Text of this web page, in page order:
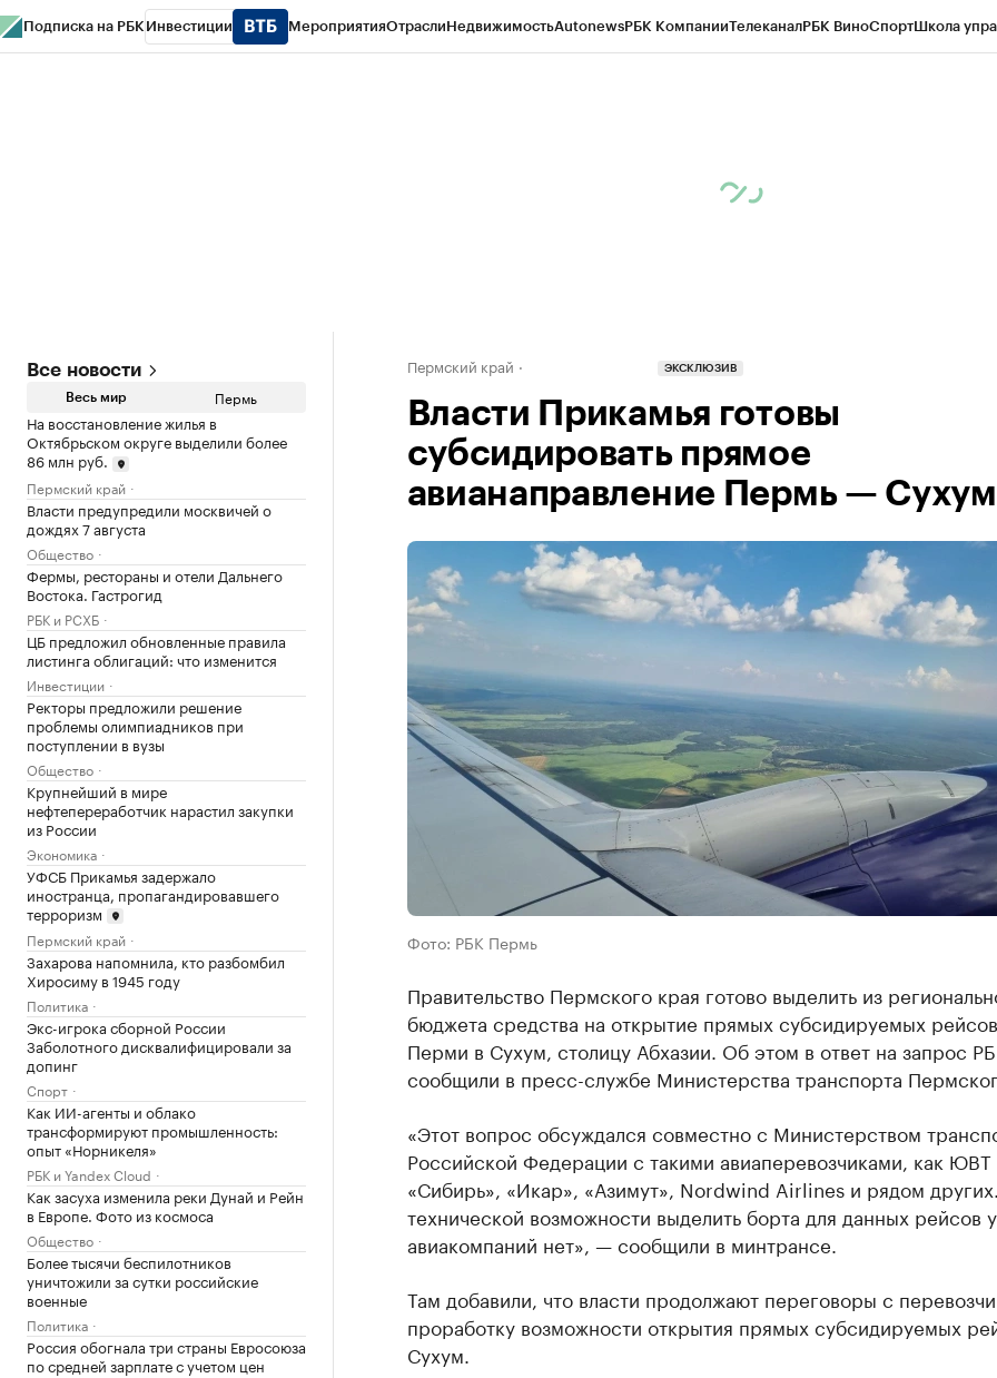
Подписка на РБК Инвестиции МероприятияОтраслиНедвижимостьAutonewsРБК КомпанииТелеканалРБК ВиноСпортШкола
Все новости
Весь мир Пермь
На восстановление жилья в
Октябрьском округе выделили более
86 млн руб.
Пермский край
Власти предупредили москвичей о
дождях 7 августа
Общество
Фермы, рестораны и отели Дальнего
Востока. Гастрогид
РБК и РСХБ
ЦБ предложил обновленные правила
листинга облигаций: что изменится
Инвестиции
Ректоры предложили решение
проблемы олимпиадников при
поступлении в вузы
Общество
Крупнейший в мире
нефтепереработчик нарастил закупки
из России
Экономика
УФСБ Прикамья задержало
иностранца, пропагандировавшего
терроризм
Пермский край
Захарова напомнила, кто разбомбил
Хиросиму в 1945 году
Политика
Экс-игрока сборной России
Заболотного дисквалифицировали за
допинг
Спорт
Как ИИ-агенты и облако
трансформируют промышленность:
опыт «Норникеля»
РБК и Yandex Cloud
Как засуха изменила реки Дунай и Рейн
в Европе. Фото из космоса
Общество
Более тысячи беспилотников
уничтожили за сутки российские
военные
Политика
Россия обогнала три страны Евросоюза
по средней зарплате с учетом цен
Пермский край ЭКСКЛЮЗИВ
Власти Прикамья готовы
субсидировать прямое
авианаправление Пермь — Сухум
Фото: РБК Пермь
Правительство Пермского края готово выделить из
бюджета средства на открытие прямых субсидируемых
Перми в Сухум, столицу Абхазии. Об этом в ответ на запрос
сообщили в пресс-службе Министерства транспорта
«Этот вопрос обсуждался совместно с Министерством
Российской Федерации с такими авиаперевозчиками, как
«Сибирь», «Икар», «Азимут», Nordwind Airlines и рядом
технической возможности выделить борта для данных рейсов у
авиакомпаний нет», — сообщили в минтрансе.
Там добавили, что власти продолжают переговоры с
проработку возможности открытия прямых субсидируемых
Сухум.